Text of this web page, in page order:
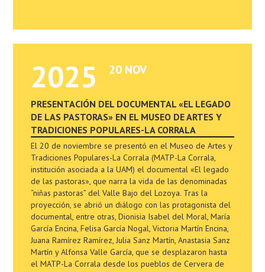
2025 20 NOV
PRESENTACIÓN DEL DOCUMENTAL «EL LEGADO
DE LAS PASTORAS» EN EL MUSEO DE ARTES Y
TRADICIONES POPULARES-LA CORRALA
El 20 de noviembre se presentó en el Museo de Artes y
Tradiciones Populares-La Corrala (MATP-La Corrala,
institución asociada a la UAM) el documental «El legado
de las pastoras», que narra la vida de las denominadas
“niñas pastoras” del Valle Bajo del Lozoya. Tras la
proyección, se abrió un diálogo con las protagonista del
documental, entre otras, Dionisia Isabel del Moral, María
García Encina, Felisa García Nogal, Victoria Martín Encina,
Juana Ramírez Ramírez, Julia Sanz Martín, Anastasia Sanz
Martín y Alfonsa Valle García, que se desplazaron hasta
el MATP-La Corrala desde los pueblos de Cervera de